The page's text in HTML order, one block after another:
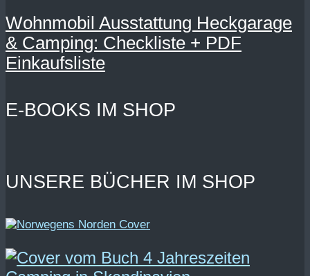
Wohnmobil Ausstattung Heckgarage
& Camping: Checkliste + PDF
Einkaufsliste
E-BOOKS IM SHOP
UNSERE BÜCHER IM SHOP